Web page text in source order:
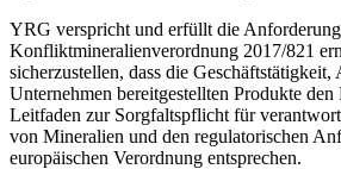
YRG verspricht und erfüllt die
Konfliktmineralienverordnung 2017/821
sicherzustellen, dass die
Unternehmen bereitgestellten Produkte
Leitfaden zur Sorgfaltspflicht für
von Mineralien und den regulatorischen
europäischen Verordnung entsprechen.